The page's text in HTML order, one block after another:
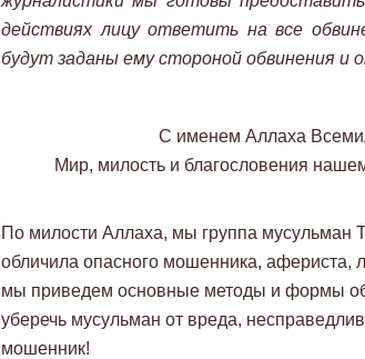
действиях лицу ответить на все
будут заданы ему стороной обвинения и
С именем Аллаха
Мир, милость и благословения
По милости Аллаха, мы группа мусульман
обличила опасного мошенника, афериста,
мы приведем основные методы и формы
уберечь мусульман от вреда,
мошенник!